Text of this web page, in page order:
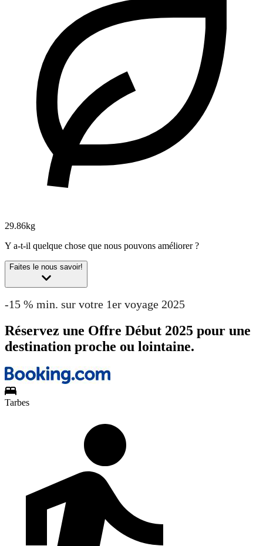
29.86kg
Y a-t-il quelque chose que nous pouvons améliorer ?
Faites le nous savoir!
-15 % min. sur votre 1er voyage 2025
Réservez une Offre Début 2025 pour une
destination proche ou lointaine.
Tarbes